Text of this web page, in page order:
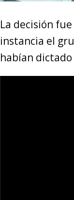
La decisión
instancia el
habían dictado